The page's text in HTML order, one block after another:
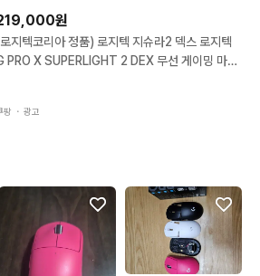
원
지텍코리아 정품) 로지텍 지슈라2 덱스 로지텍
PRO X SUPERLIGHT 2 DEX 무선 게이밍 마우
팡 ・ 광고